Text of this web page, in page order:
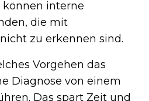
können interne
die mit
zu erkennen sind.
Vorgehen das
Diagnose von einem
Das spart Zeit und